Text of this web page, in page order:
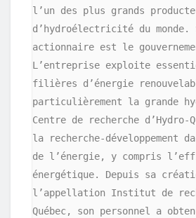
l’un des plus grands
d’hydroélectricité du monde.
actionnaire est le
L’entreprise exploite
filières d’énergie
particulièrement la grande
Centre de recherche d’Hydro-
la recherche-développement
de l’énergie, y compris
énergétique. Depuis sa
l’appellation Institut de
Québec, son personnel a